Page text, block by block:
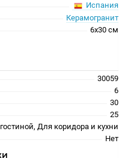
Испания
Керамогранит
6x30 см
30059
6
30
25
Для коридора и кухни
Нет